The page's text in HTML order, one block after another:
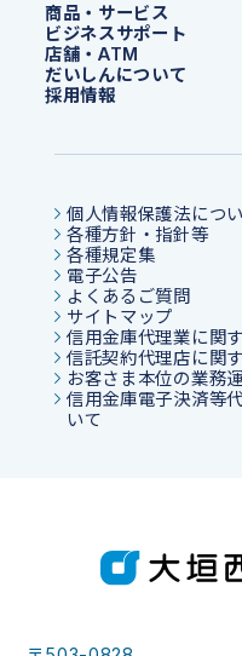
商品・サービス
ビジネスサポート
店舗・ATM
だいしんについて
採用情報
個人情報保護法につ
各種方針・指針等
各種規定集
電子公告
よくあるご質問
サイトマップ
信用金庫代理業に関
信託契約代理店に関
お客さま本位の業務
信用金庫電子決済等
いて